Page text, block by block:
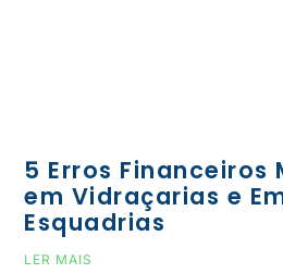
5 Erros Financeiros
em Vidraçarias e
Esquadrias
LER MAIS